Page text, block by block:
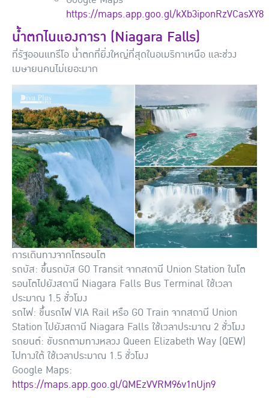
https://maps.app.goo.gl/kXb3iponRzVCasXY8
น้ำตกไนแองการา (Niagara Falls)
ที่รัฐออนแทรีโอ น้ำตกที่ยิ่งใหญ่ที่สุดในอเมริกาเหนือ และช่วง
เมษายนคนไม่เยอะมาก
การเดินทางจากโตรอนโต
รถบัส: ขึ้นรถบัส GO Transit จากสถานี Union Station ในโต
รอนโตไปยังสถานี Niagara Falls Bus Terminal ใช้เวลา
ประมาณ 1.5 ชั่วโมง
รถไฟ: ขึ้นรถไฟ VIA Rail หรือ GO Train จากสถานี Union
Station ไปยังสถานี Niagara Falls ใช้เวลาประมาณ 2 ชั่วโมง
รถยนต์: ขับรถตามทางหลวง Queen Elizabeth Way (QEW)
ไปทางใต้ ใช้เวลาประมาณ 1.5 ชั่วโมง
Google Maps:
https://maps.app.goo.gl/QMEzVVRM96v1nUjn9